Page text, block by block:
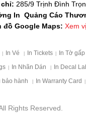
285/9 Trịnh Đình
In Quảng Cáo
đồ Google Maps: Xem
In Vé In Tickets In Tờ gấp
In Nhãn Dán In Decal
bảo hành In Warranty Card
Rights Reserved.